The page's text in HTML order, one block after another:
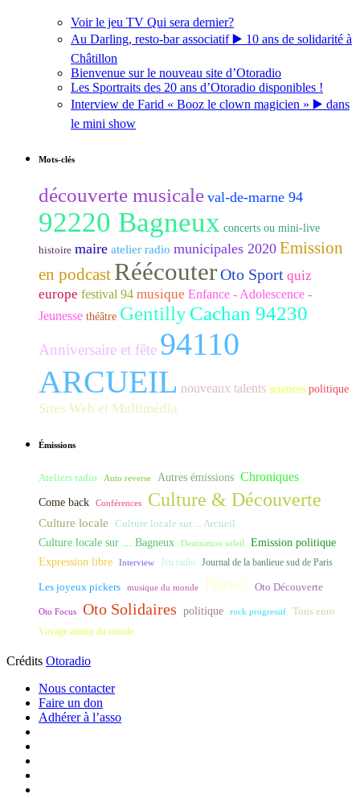
Voir le jeu TV Qui sera dernier?
Au Darling, resto-bar associatif ▶️ 10 ans de solidarité à
Châtillon
Bienvenue sur le nouveau site d’Otoradio
Les Sportraits des 20 ans d’Otoradio disponibles !
Interview de Farid « Booz le clown magicien » ▶️ dans
le mini show
Mots-clés
découverte musicale val-de-marne 94
92220 Bagneux concerts ou mini-live
histoire maire atelier radio municipales 2020 Emission
en podcast RéécouterOto Sport quiz
europe festival 94 musique Enfance - Adolescence -
Jeunesse théâtre GentillyCachan 94230
Anniversaire et fête 94110
ARCUEIL nouveaux talents sciences politique
Sites Web et Multimédia
Émissions
Ateliers radio Auto reverse Autres émissions Chroniques
Come back Conférences Culture & Découverte
Culture locale Culture locale sur ... Arcueil
Culture locale sur ... Bagneux Destination soleil Emission politique
Expression libre Interview Jeu radio Journal de la banlieue sud de Paris
Les joyeux pickers musique du monde News Oto Découverte
Oto Focus Oto Solidaires politique rock progressif Tous euro
Voyage autour du monde
Crédits Otoradio
Nous contacter
Faire un don
Adhérer à l’asso